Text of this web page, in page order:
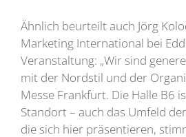
Ähnlich beurteilt auch Jörg
Marketing International bei
Veranstaltung: „Wir sind
mit der Nordstil und der
Messe Frankfurt. Die Halle B6
Standort – auch das Umfeld
die sich hier präsentieren,